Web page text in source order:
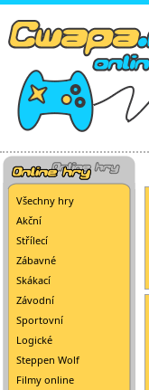
Všechny hry
Akční
Střílecí
Zábavné
Skákací
Závodní
Sportovní
Logické
Steppen Wolf
Filmy online